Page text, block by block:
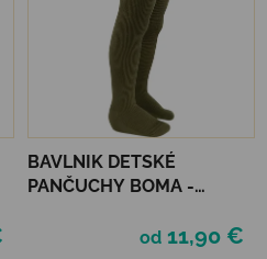
BAVLNIK DETSKÉ
PANČUCHY BOMA -
od 11,90 €